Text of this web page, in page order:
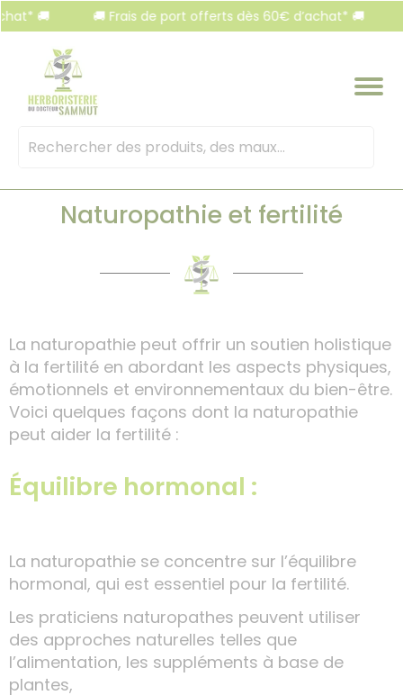
🚚 🚚 Frais de port offerts dès 60€ d’achat* 🚚
Mots
Naturopathie et fertilité
La naturopathie peut offrir un soutien holistique
à la fertilité en abordant les aspects physiques,
émotionnels et environnementaux du bien-être.
Voici quelques façons dont la naturopathie
peut aider la fertilité :
Équilibre hormonal :
La naturopathie se concentre sur l’équilibre
hormonal, qui est essentiel pour la fertilité.
Les praticiens naturopathes peuvent utiliser
des approches naturelles telles que
l’alimentation, les suppléments à base de
plantes,
Panneau de gestion des cookies